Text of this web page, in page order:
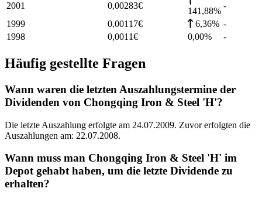
2001 0,00283€
141,88%
-
1999
0,00117€ 6,36% -
1998
0,0011€ 0,00% -
Häufig gestellte Fragen
Wann waren die letzten Auszahlungstermine der
Dividenden von Chongqing Iron & Steel 'H'?
Die letzte Auszahlung erfolgte am 24.07.2009. Zuvor erfolgten die
Auszahlungen am: 22.07.2008.
Wann muss man Chongqing Iron & Steel 'H' im
Depot gehabt haben, um die letzte Dividende zu
erhalten?